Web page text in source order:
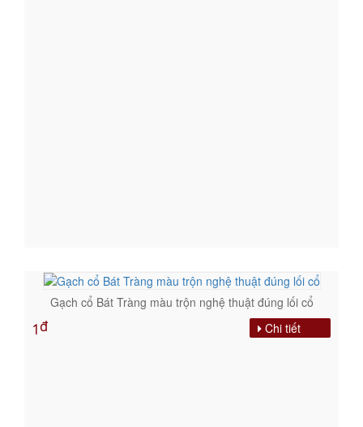
Gạch cổ Bát Tràng màu trộn nghệ thuật đúng lối cổ
1đ Chi tiết